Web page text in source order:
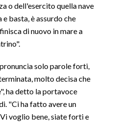
o dell'esercito quella nave
basta, è assurdo che
di nuovo in mare a
solo parole forti,
molto decisa che
ha detto la portavoce
"Ci ha fatto avere un
voglio bene, siate forti e